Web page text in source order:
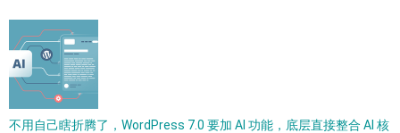
不用自己瞎折腾了，WordPress 7.0 要加 AI 功能，底层直接整合 AI 核